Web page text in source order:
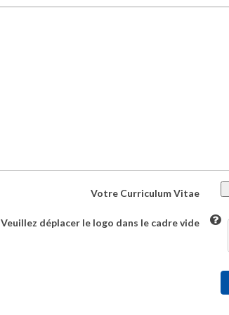
Votre Curriculum Vitae
Veuillez déplacer le logo dans le cadre vide